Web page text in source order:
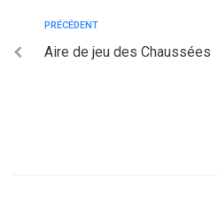
PRÉCÉDENT
Aire de jeu des Chaussées